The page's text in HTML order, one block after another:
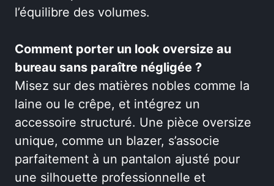
l’équilibre des volumes.
Comment porter un look oversize au
bureau sans paraître négligée ?
Misez sur des matières nobles comme la
laine ou le crêpe, et intégrez un
accessoire structuré. Une pièce oversize
unique, comme un blazer, s’associe
parfaitement à un pantalon ajusté pour
une silhouette professionnelle et